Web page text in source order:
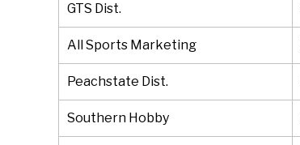
GTS Dist.
All Sports Marketing
Peachstate Dist.
Southern Hobby